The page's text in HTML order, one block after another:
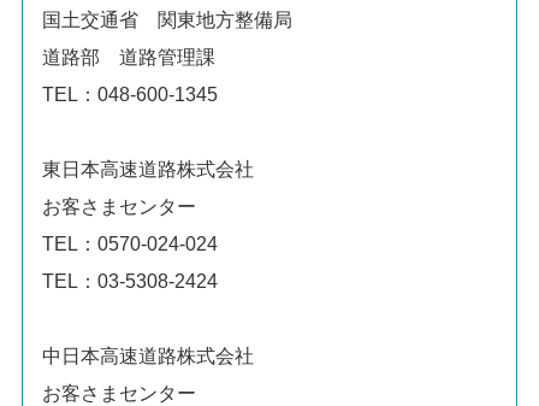
国土交通省 関東地方整備局
道路部 道路管理課
TEL：048-600-1345
東日本高速道路株式会社
お客さまセンター
TEL：0570-024-024
TEL：03-5308-2424
中日本高速道路株式会社
お客さまセンター